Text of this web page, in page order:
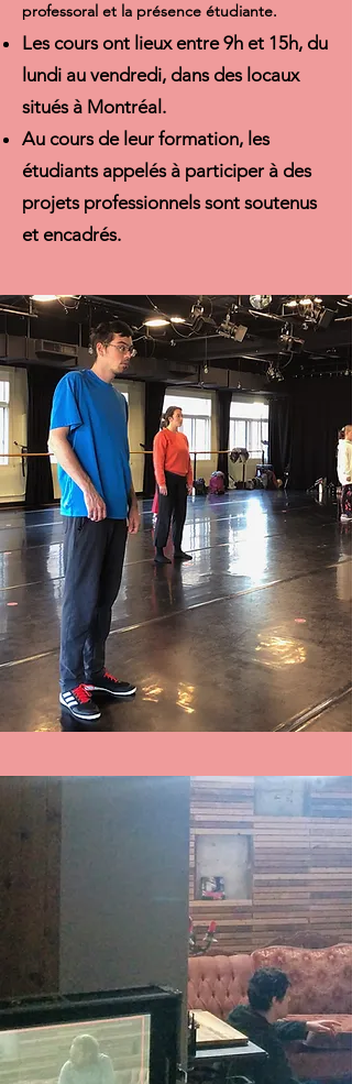
professoral et la présence étudiante.
Les cours ont lieux entre 9h et 15h, du
lundi au vendredi, dans des locaux
situés à Montréal.
Au cours de leur formation, les
étudiants appelés à participer à des
projets professionnels sont soutenus
et encadrés.